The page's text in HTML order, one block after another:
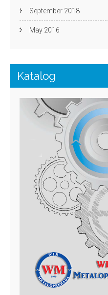
September 2018
May 2016
Katalog